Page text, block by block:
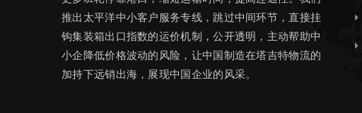
推出太平洋中小客户服务专线，跳过中间环节，直接挂
钩集装箱出口指数的运价机制，公开透明，主动帮助中
小企降低价格波动的风险，让中国制造在塔吉特物流的
加持下远销出海，展现中国企业的风采。